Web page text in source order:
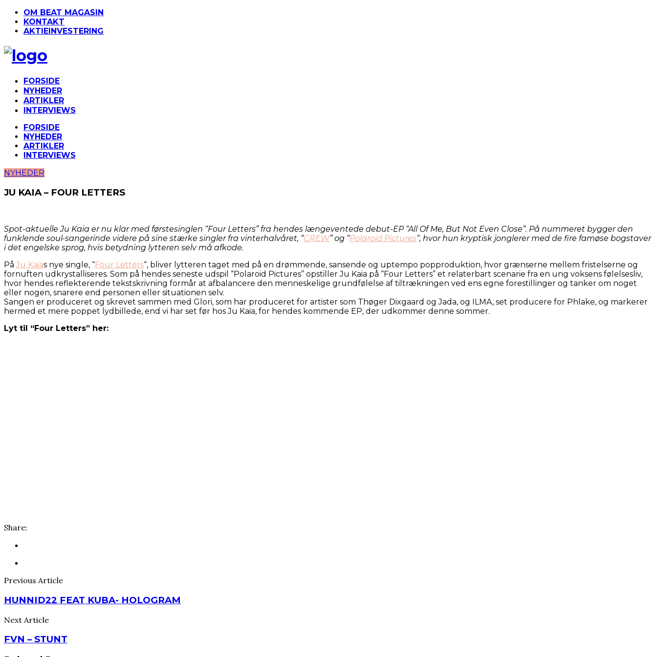
OM BEAT MAGASIN
KONTAKT
AKTIEINVESTERING
FORSIDE
NYHEDER
ARTIKLER
INTERVIEWS
FORSIDE
NYHEDER
ARTIKLER
INTERVIEWS
NYHEDER
JU KAIA – FOUR LETTERS
Spot-aktuelle Ju Kaia er nu klar med førstesinglen “Four Letters” fra hendes længeventede debut-EP “All Of Me, But Not Even Close”. På nummeret bygger den
funklende soul-sangerinde videre på sine stærke singler fra vinterhalvåret, “CREW” og “Polaroid Pictures“, hvor hun kryptisk jonglerer med de fire famøse bogstaver
i det engelske sprog, hvis betydning lytteren selv må afkode.
På Ju Kaias nye single, “Four Letters“, bliver lytteren taget med på en drømmende, sansende og uptempo popproduktion, hvor grænserne mellem fristelserne og
fornuften udkrystalliseres. Som på hendes seneste udspil “Polaroid Pictures” opstiller Ju Kaia på “Four Letters” et relaterbart scenarie fra en ung voksens følelsesliv,
hvor hendes reflekterende tekstskrivning formår at afbalancere den menneskelige grundfølelse af tiltrækningen ved ens egne forestillinger og tanker om noget
eller nogen, snarere end personen eller situationen selv.
Sangen er produceret og skrevet sammen med Glori, som har produceret for artister som Thøger Dixgaard og Jada, og ILMA, set producere for Phlake, og markerer
hermed et mere poppet lydbillede, end vi har set før hos Ju Kaia, for hendes kommende EP, der udkommer denne sommer.
Lyt til “Four Letters” her:
Share:
Previous Article
HUNNID22 FEAT KUBA- HOLOGRAM
Next Article
FVN – STUNT